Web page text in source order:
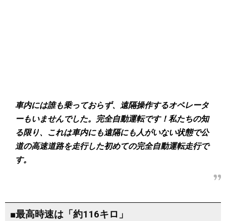
車内には誰も乗っておらず、遠隔操作するオペレータ
ーもいませんでした。完全自動運転です！私たちの知
る限り、これは車内にも遠隔にも人がいない状態で公
道の高速道路を走行した初めての完全自動運転走行で
す。
■最高時速は「約116キロ」